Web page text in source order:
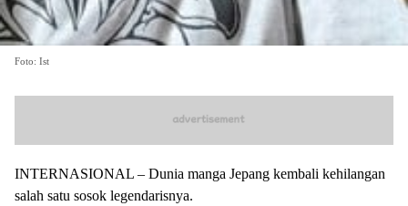
Foto: Ist
INTERNASIONAL – Dunia manga Jepang kembali kehilangan
salah satu sosok legendarisnya.